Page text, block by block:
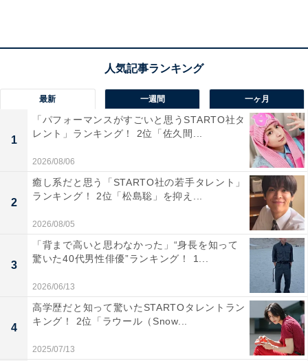
総務省統計局が発表した「
家計調査報告 家計収支編（2020年）」によると、年収
500万～609万円の人の1カ月あたりの平均教養娯楽費は2
万1377円。年間では25万6500円で、回答者の趣味への
支出は、平均を大きく上回っているようです。
最新 一週間 一ヶ月
1
「パフォーマンスがすごいと思うSTARTO社タ
レント」ランキング！ 2位「佐久間...
2026/08/06
2
癒し系だと思う「STARTO社の若手タレント」
ランキング！ 2位「松島聡」を抑え...
2026/08/05
3
「背まで高いと思わなかった」“身長を知って
驚いた40代男性俳優”ランキング！ 1...
2026/06/13
4
高学歴だと知って驚いたSTARTOタレントラン
キング！ 2位「ラウール（Snow...
2025/07/13